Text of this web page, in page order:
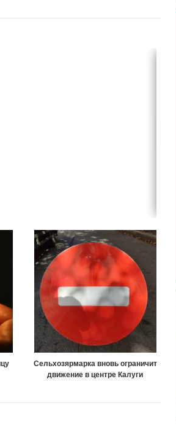
Сельхозярмарка вновь ограничит
движение в центре Калуги